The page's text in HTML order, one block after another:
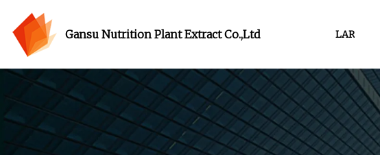
Gansu Nutrition Plant Extract Co.,Ltd LAR